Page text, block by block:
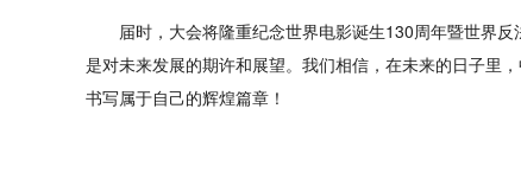
届时，大会将隆重纪念世界电影诞生130周年暨世界
是对未来发展的期许和展望。我们相信，在未来的日子里
书写属于自己的辉煌篇章！